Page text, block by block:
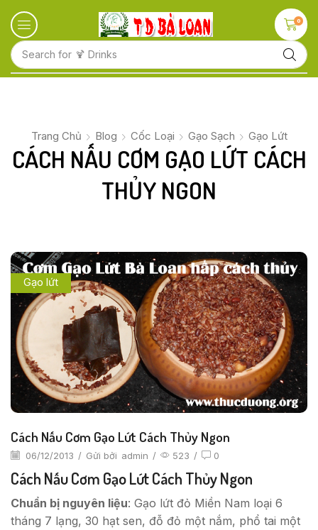
Search for 🍋 Fruits
0
Trang Chủ Blog Cốc Loại Gạo Sạch Gạo Lứt
CÁCH NẤU CƠM GẠO LỨT CÁCH
THỦY NGON
Gạo lứt
Cách Nấu Cơm Gạo Lứt Cách Thủy Ngon
06/12/2013 / Gửi bởi admin / 523 / 0
Cách Nấu Cơm Gạo Lứt Cách Thủy Ngon
Chuẩn bị nguyên liệu: Gạo lứt đỏ Miền Nam loại 6
tháng 7 lạng, 30 hạt sen, đỗ đỏ một nắm, phổ tai một